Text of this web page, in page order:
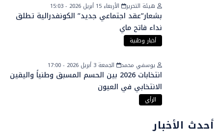
هيئة التحرير الأربعاء 15 أبريل 2026 - 15:03
بشعار”عقد اجتماعي جديد” الكونفدرالية تطلق
نداء فاتح ماي
أخبار وطنية
يوسفي محمد الجمعة 3 أبريل 2026 - 17:00
انتخابات 2026 بين الحسم المسبق وطنياً واليقين
الانتخابي في العيون
الرأي
أحدث الأخبار